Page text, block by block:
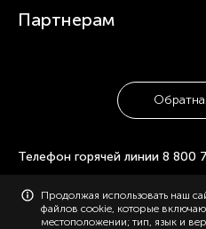
Партнерам
Телефон горячей линии 8 800
© 2006-2026 «Polaris». Все права
материалов с сайта polaris.ru
администрации, с указанием
Продолжая использовать наш
файлов cookie, которые
местоположении; тип, язык и